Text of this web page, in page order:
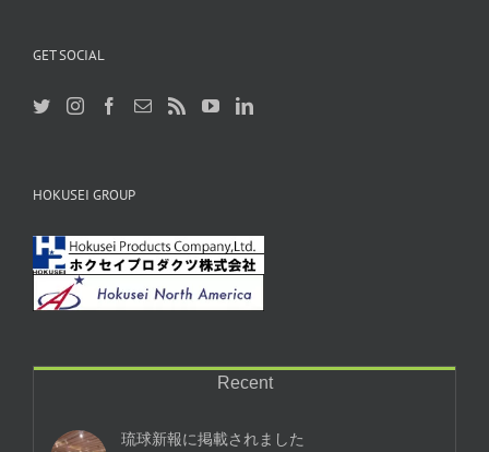
GET SOCIAL
HOKUSEI GROUP
Recent
琉球新報に掲載されました